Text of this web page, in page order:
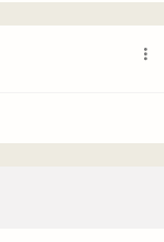
more_vert